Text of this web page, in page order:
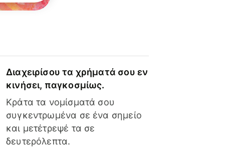
Διαχειρίσου τα χρήματά σου εν
κινήσει, παγκοσμίως.
Κράτα τα νομίσματά σου
συγκεντρωμένα σε ένα σημείο
και μετέτρεψέ τα σε
δευτερόλεπτα.